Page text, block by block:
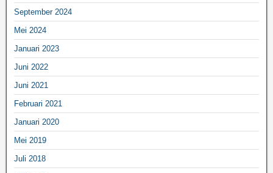
September 2024
Mei 2024
Januari 2023
Juni 2022
Juni 2021
Februari 2021
Januari 2020
Mei 2019
Juli 2018